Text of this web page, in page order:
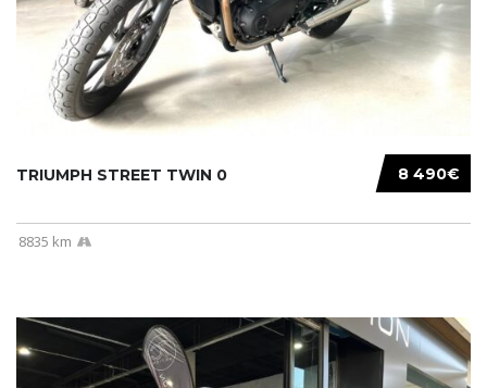
8 490€
TRIUMPH STREET TWIN 0
8835 km